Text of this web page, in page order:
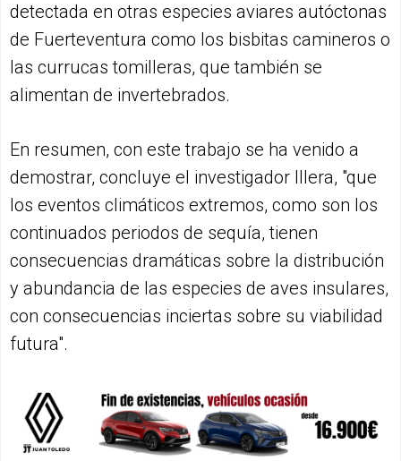
detectada en otras especies aviares autóctonas
de Fuerteventura como los bisbitas camineros o
las currucas tomilleras, que también se
alimentan de invertebrados.
En resumen, con este trabajo se ha venido a
demostrar, concluye el investigador Illera, "que
los eventos climáticos extremos, como son los
continuados periodos de sequía, tienen
consecuencias dramáticas sobre la distribución
y abundancia de las especies de aves insulares,
con consecuencias inciertas sobre su viabilidad
futura".